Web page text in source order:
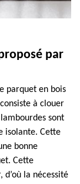
par
parquet en bois
à clouer
sont
isolante. Cette
bonne
Cette
la nécessité